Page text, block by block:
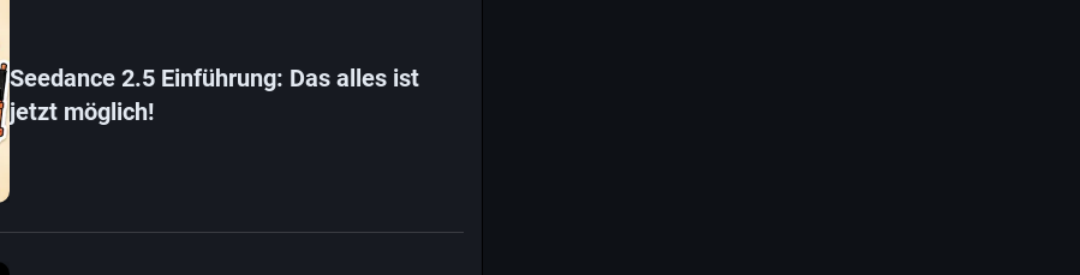
Seedance 2.5 Einführung: Das alles ist
jetzt möglich!